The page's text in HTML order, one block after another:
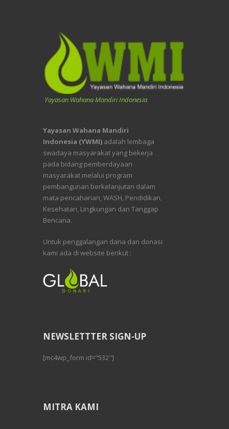
Yayasan Wahana Mandiri Indonesia
Yayasan Wahana Mandiri
Indonesia (YWMI) adalah lembaga
swadaya masyarakat yang bekerja
pada bidang pemberdayaan
masyarakat melalui program
pembangunan berkelanjutan dalam
mata pencaharian, WASH, Pendidikan,
Kesehatan, Lingkungan dan Tanggap
Bencana.
Untuk penggalangan dana dan donasi
kami ada di website berikut :
NEWSLETTTER SIGN-UP
[mc4wp_form id="532"]
MITRA KAMI